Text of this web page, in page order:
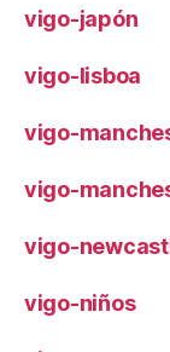
vigo-japón
vigo-lisboa
vigo-
vigo-
vigo-
vigo-niños